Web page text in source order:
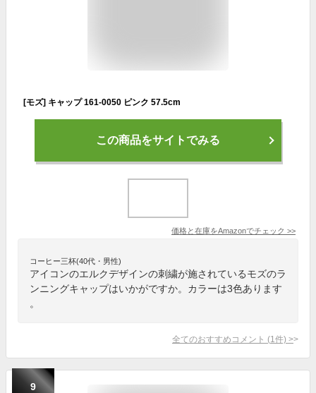
[モズ] キャップ 161-0050 ピンク 57.5cm
この商品をサイトでみる
価格と在庫をAmazonでチェック >>
コーヒー三杯(40代・男性)
アイコンのエルクデザインの刺繍が施されているモズのラ
ンニングキャップはいかがですか。カラーは3色あります
。
全てのおすすめコメント (1 件) >
9